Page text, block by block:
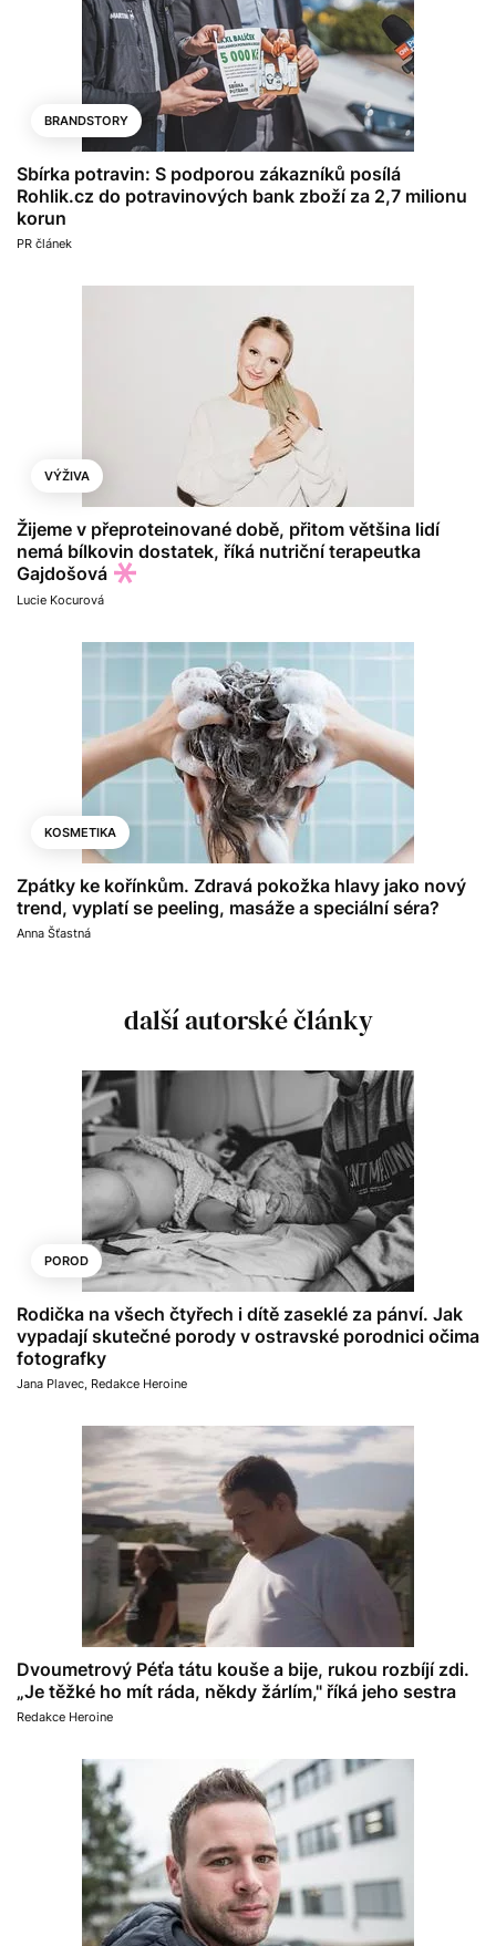
BRANDSTORY
Sbírka potravin: S podporou zákazníků posílá
Rohlik.cz do potravinových bank zboží za 2,7 milionu
korun
PR článek
VÝŽIVA
Žijeme v přeproteinované době, přitom většina lidí
nemá bílkovin dostatek, říká nutriční terapeutka
Gajdošová
Lucie Kocurová
KOSMETIKA
Zpátky ke kořínkům. Zdravá pokožka hlavy jako nový
trend, vyplatí se peeling, masáže a speciální séra?
Anna Šťastná
další autorské články
POROD
Rodička na všech čtyřech i dítě zaseklé za pánví. Jak
vypadají skutečné porody v ostravské porodnici očima
fotografky
Jana Plavec, Redakce Heroine
Dvoumetrový Péťa tátu kouše a bije, rukou rozbíjí zdi.
„Je těžké ho mít ráda, někdy žárlím," říká jeho sestra
Redakce Heroine